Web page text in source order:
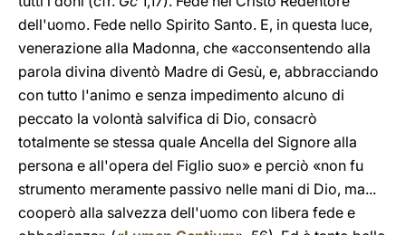
dell'uomo. Fede nello Spirito Santo. E, in questa luce,
venerazione alla Madonna, che «acconsentendo alla
parola divina diventò Madre di Gesù, e, abbracciando
con tutto l'animo e senza impedimento alcuno di
peccato la volontà salvifica di Dio, consacrò
totalmente se stessa quale Ancella del Signore alla
persona e all'opera del Figlio suo» e perciò «non fu
strumento meramente passivo nelle mani di Dio, ma...
cooperò alla salvezza dell'uomo con libera fede e